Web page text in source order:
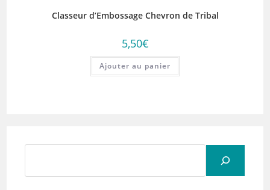
Classeur d’Embossage Chevron de Tribal
5,50€
Ajouter au panier